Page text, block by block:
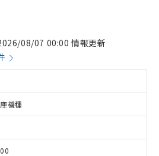
08/07 00:00 情報更新
機種